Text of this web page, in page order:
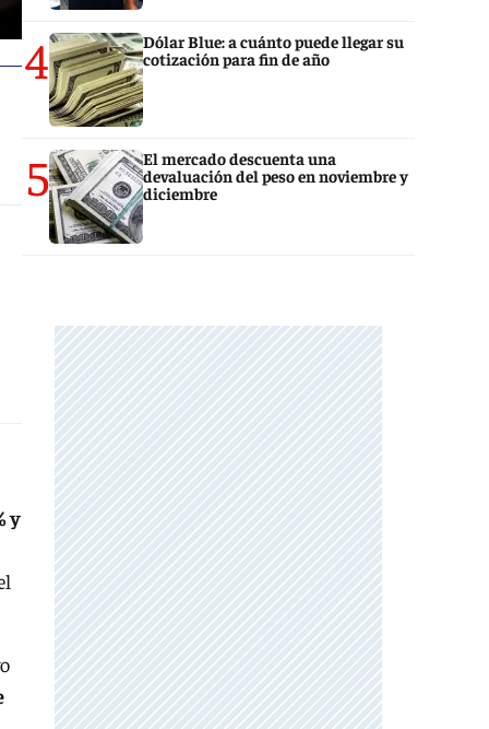
y
4
Dólar Blue: a cuánto puede llegar su
cotización para fin de año
5
El mercado descuenta una
devaluación del peso en noviembre y
diciembre